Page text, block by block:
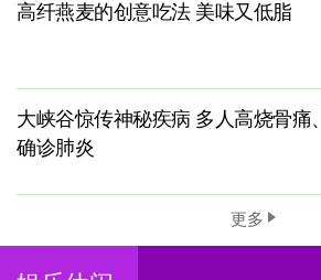
高纤燕麦的创意吃法 美味又低脂
大峡谷惊传神秘疾病 多人高烧骨痛、
确诊肺炎
更多